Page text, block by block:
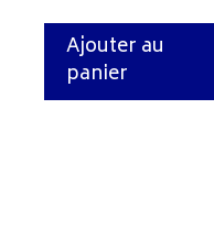
Ajouter au
panier